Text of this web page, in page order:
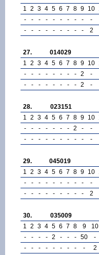
1 2 3 4 5 6 7 8 9 10
-
- - - - - - - - -
-
- - - - - - - - 2
27. 014029
1 2 3 4 5 6 7 8 9 10
-
- - - - - - - 2 -
-
- - - - - - - 2 -
28. 023151
1 2 3 4 5 6 7 8 9 10
-
- - - - - - 2 - -
-
- - - - - - - - -
29. 045019
1 2 3 4 5 6 7 8 9 10
-
- - - - - - - - -
-
- - - - - - - - 2
30. 035009
1 2 3 4 5 6 7 8 9 10
-
- - - 2 - - - 50 -
-
- - - - - - - - 2